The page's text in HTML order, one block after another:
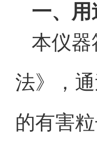
一、
本仪器
法》，
的有害